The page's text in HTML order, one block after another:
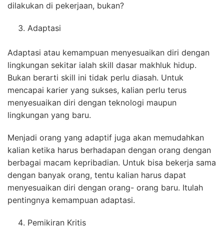
dilakukan di pekerjaan, bukan?
Adaptasi
Adaptasi atau kemampuan menyesuaikan diri dengan
lingkungan sekitar ialah skill dasar makhluk hidup.
Bukan berarti skill ini tidak perlu diasah. Untuk
mencapai karier yang sukses, kalian perlu terus
menyesuaikan diri dengan teknologi maupun
lingkungan yang baru.
Menjadi orang yang adaptif juga akan memudahkan
kalian ketika harus berhadapan dengan orang dengan
berbagai macam kepribadian. Untuk bisa bekerja sama
dengan banyak orang, tentu kalian harus dapat
menyesuaikan diri dengan orang- orang baru. Itulah
pentingnya kemampuan adaptasi.
Pemikiran Kritis